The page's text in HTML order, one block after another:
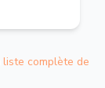
liste complète de